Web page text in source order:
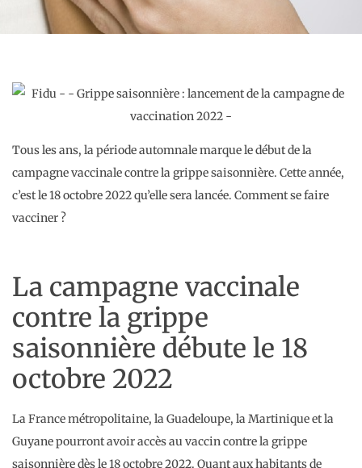
Tous les ans, la période automnale marque le début de la
campagne vaccinale contre la grippe saisonnière. Cette année,
c’est le 18 octobre 2022 qu’elle sera lancée. Comment se faire
vacciner ?
La campagne vaccinale
contre la grippe
saisonnière débute le 18
octobre 2022
La France métropolitaine, la Guadeloupe, la Martinique et la
Guyane pourront avoir accès au vaccin contre la grippe
saisonnière dès le 18 octobre 2022. Quant aux habitants de